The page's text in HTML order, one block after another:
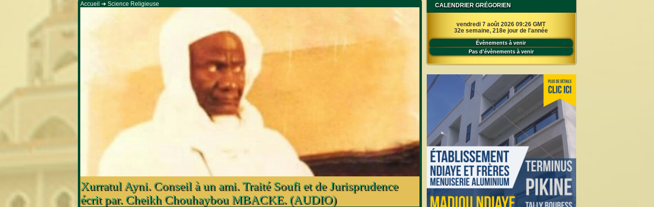
Accueil ➔ Science Religieuse
Xurratul Ayni. Conseil à un ami. Traité Soufi et de Jurisprudence
écrit par. Cheikh Chouhaybou MBACKE. (AUDIO)
CALENDRIER GRÉGORIEN
vendredi 7 août 2026 09:26 GMT
32e semaine, 218e jour de l'année
Évènements à venir
Pas d'évènements à venir